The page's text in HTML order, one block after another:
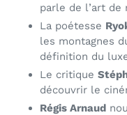
parle de l’art de
La poétesse
les montagnes
définition du
Le critique
découvrir le
Régis Arnaud